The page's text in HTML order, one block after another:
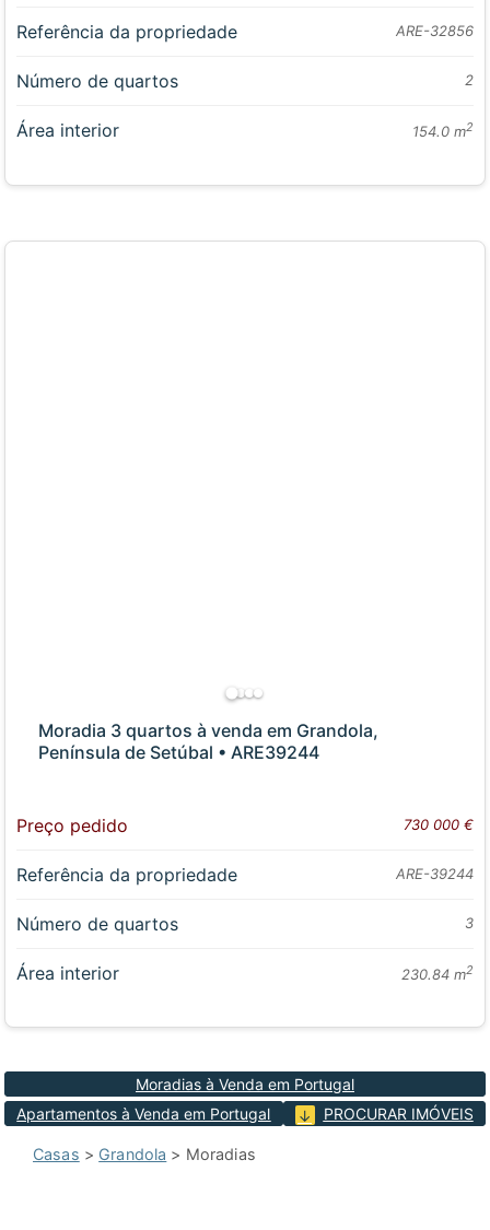
Referência da propriedade ARE-32856
Número de quartos 2
Área interior 154.0 m2
Moradia 3 quartos à venda em Grandola,
Península de Setúbal • ARE39244
Preço pedido 730 000 €
Referência da propriedade ARE-39244
Número de quartos 3
Área interior 230.84 m2
Moradias à Venda em Portugal
Apartamentos à Venda em Portugal
PROCURAR IMÓVEIS
Casas > Grandola > Moradias